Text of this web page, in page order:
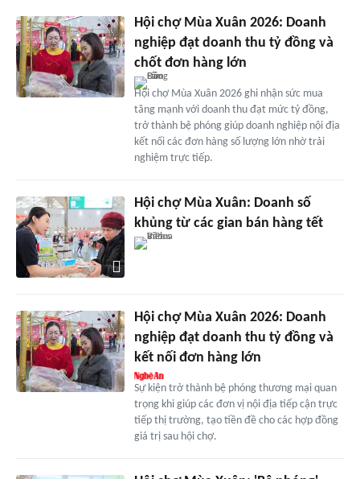
Hội chợ Mùa Xuân 2026: Doanh
nghiệp đạt doanh thu tỷ đồng và
chốt đơn hàng lớn
Hội chợ Mùa Xuân 2026 ghi nhận sức mua
tăng mạnh với doanh thu đạt mức tỷ đồng,
trở thành bệ phóng giúp doanh nghiệp nội địa
kết nối các đơn hàng số lượng lớn nhờ trải
nghiệm trực tiếp.
Hội chợ Mùa Xuân: Doanh số
khủng từ các gian bán hàng tết
Hội chợ Mùa Xuân 2026: Doanh
nghiệp đạt doanh thu tỷ đồng và
kết nối đơn hàng lớn
Sự kiện trở thành bệ phóng thương mại quan
trọng khi giúp các đơn vị nội địa tiếp cận trực
tiếp thị trường, tạo tiền đề cho các hợp đồng
giá trị sau hội chợ.